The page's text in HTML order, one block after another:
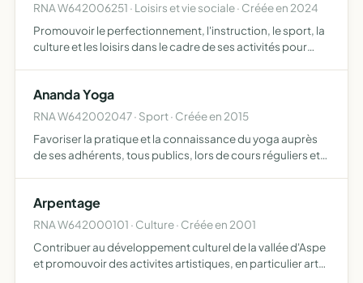
RNA W642006251 · Loisirs et vie sociale · Créée en 2024
Promouvoir le perfectionnement, l'instruction, le sport, la
culture et les loisirs dans le cadre de ses activités pour
Ananda Yoga
RNA W642002047 · Sport · Créée en 2015
Favoriser la pratique et la connaissance du yoga auprès
de ses adhérents, tous publics, lors de cours réguliers et
Arpentage
RNA W642000101 · Culture · Créée en 2001
Contribuer au développement culturel de la vallée d'Aspe
et promouvoir des activites artistiques, en particulier arts